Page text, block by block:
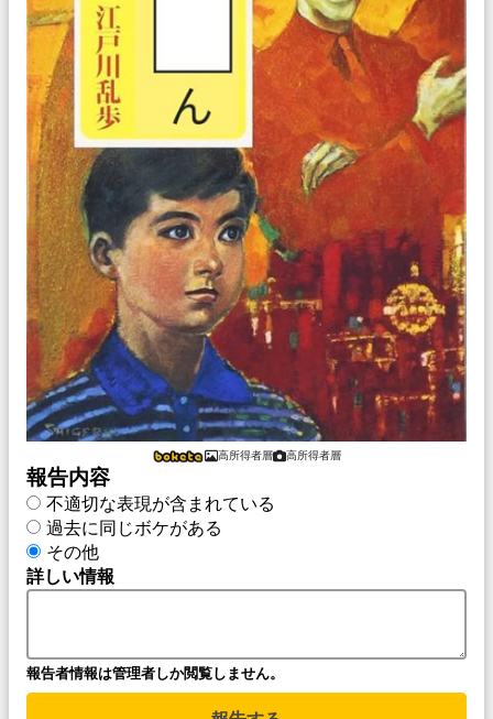
高所得者層 高所得者層
報告内容
不適切な表現が含まれている
過去に同じボケがある
その他
詳しい情報
報告者情報は管理者しか閲覧しません。